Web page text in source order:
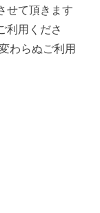
せて頂きます
利用くださ
わらぬご利用